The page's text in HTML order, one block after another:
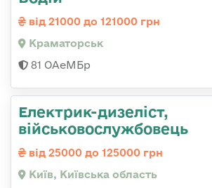
від 21000 до 121000 грн
Краматорськ
81 ОАеМБр
Електрик-дизеліст,
військовослужбовець
від 25000 до 125000 грн
Київ, Київська область